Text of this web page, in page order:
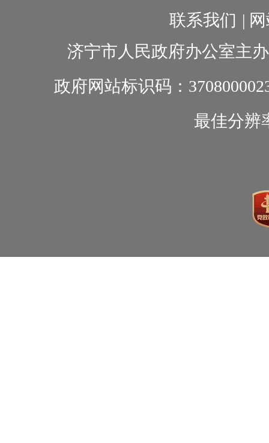
联系我们 |
济宁市人民政府办公室主
政府网站标识码：
最佳分辨